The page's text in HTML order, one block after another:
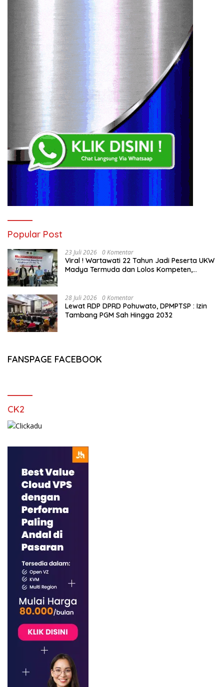
Popular Post
23 Juli 2026 0 Komentar
Viral ! Wartawati 22 Tahun Jadi Peserta UKW
Madya Termuda dan Lolos Kompeten,
28 Juli 2026 0 Komentar
Lewat RDP DPRD Pohuwato, DPMPTSP : Izin
Tambang PGM Sah Hingga 2032
FANSPAGE FACEBOOK
CK2